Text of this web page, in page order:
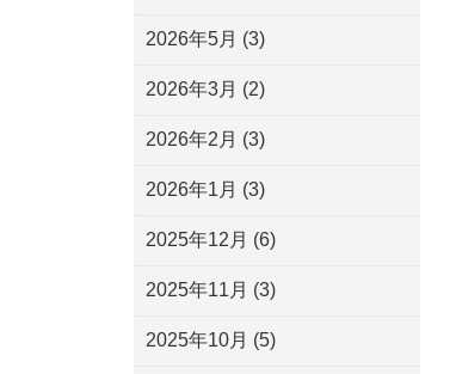
2026年5月 (3)
2026年3月 (2)
2026年2月 (3)
2026年1月 (3)
2025年12月 (6)
2025年11月 (3)
2025年10月 (5)